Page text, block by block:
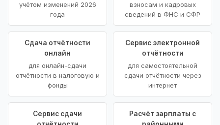
учётом изменений 2026
года
взносам и кадровых
сведений в ФНС и СФР
Сдача отчётности
онлайн
для онлайн-сдачи
отчётности в налоговую и
фонды
Сервис электронной
отчётности
для самостоятельной
сдачи отчётности через
интернет
Сервис сдачи
Расчёт зарплаты с